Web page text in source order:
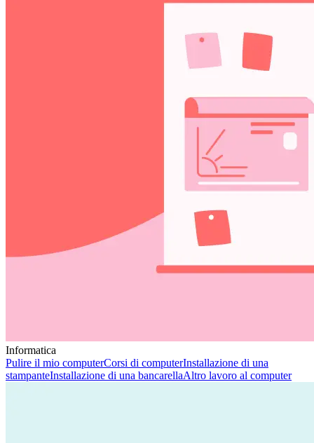
Informatica
Pulire il mio computerCorsi di computerInstallazione di una
stampanteInstallazione di una bancarellaAltro lavoro al computer